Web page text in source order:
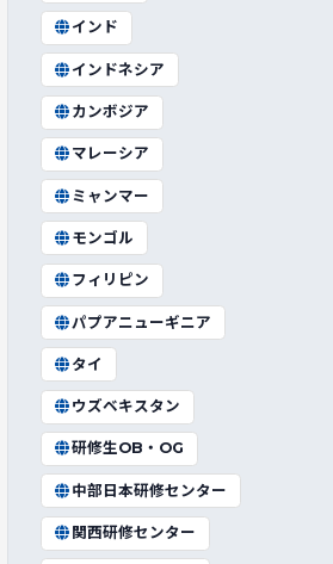
インド
インドネシア
カンボジア
マレーシア
ミャンマー
モンゴル
フィリピン
パプアニューギニア
タイ
ウズベキスタン
研修生OB・OG
中部日本研修センター
関西研修センター